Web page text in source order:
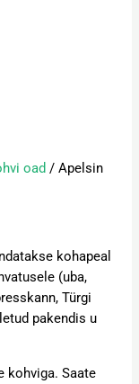
oad / Apelsin
kohapeal
(uba,
Türgi
pakendis u
kohviga. Saate